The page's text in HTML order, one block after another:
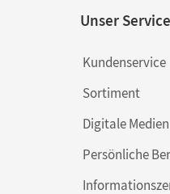
Unser
Kundenservice
Sortiment
Digitale Medien
Persönliche